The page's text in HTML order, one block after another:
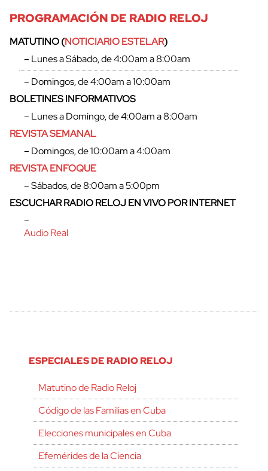
PROGRAMACIÓN DE RADIO RELOJ
MATUTINO (NOTICIARIO ESTELAR)
– Lunes a Sábado, de 4:00am a 8:00am
– Domingos, de 4:00am a 10:00am
BOLETINES INFORMATIVOS
– Lunes a Domingo, de 4:00am a 8:00am
REVISTA SEMANAL
– Domingos, de 10:00am a 4:00am
REVISTA ENFOQUE
– Sábados, de 8:00am a 5:00pm
ESCUCHAR RADIO RELOJ EN VIVO POR INTERNET
–
Audio Real
ESPECIALES DE RADIO RELOJ
Matutino de Radio Reloj
Código de las Familias en Cuba
Elecciones municipales en Cuba
Efemérides de la Ciencia